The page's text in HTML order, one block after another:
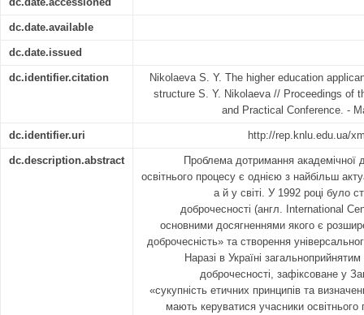
dc.date.available
dc.date.issued
dc.identifier.citation
Nikolaeva S. Y. The higher education
structure S. Y. Nikolaeva // Proceedings of
and Practical Conference. -
dc.identifier.uri http://rep.knlu.edu.ua/
dc.description.abstract
Проблема дотримання академічної
освітнього процесу є однією з найбільш
а й у світі. У 1992 році було
доброчесності (англ. International
основними досягненнями якого є
доброчесність» та створення
Наразі в Україні
доброчесності, зафіксоване у
«сукупність етичних принципів та
мають керуватися учасники